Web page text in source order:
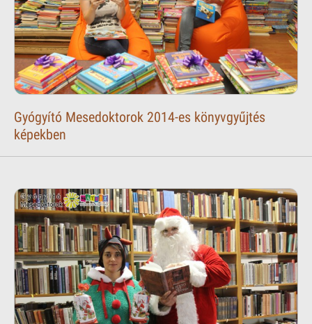
Gyógyító Mesedoktorok 2014-es könyvgyűjtés
képekben